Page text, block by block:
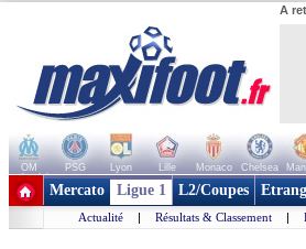
A
OM PSG Lyon Lille Monaco Chelsea
+ de clubs
Mercato Ligue 1 L2/Coupes
Actualité | Résultats & Classement |